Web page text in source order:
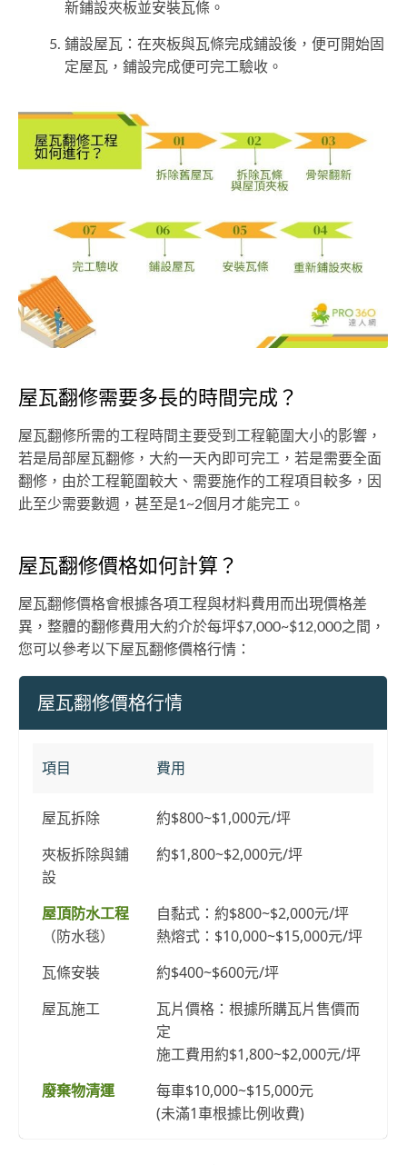
新鋪設夾板並安裝瓦條。
鋪設屋瓦：在夾板與瓦條完成鋪設後，便可開始固
定屋瓦，鋪設完成便可完工驗收。
屋瓦翻修需要多長的時間完成？
屋瓦翻修所需的工程時間主要受到工程範圍大小的影響，
若是局部屋瓦翻修，大約一天內即可完工，若是需要全面
翻修，由於工程範圍較大、需要施作的工程項目較多，因
此至少需要數週，甚至是1~2個月才能完工。
屋瓦翻修價格如何計算？
屋瓦翻修價格會根據各項工程與材料費用而出現價格差
異，整體的翻修費用大約介於每坪$7,000~$12,000之間，
您可以參考以下屋瓦翻修價格行情：
屋瓦翻修價格行情
項目 費用
屋瓦拆除
約$800~$1,000元/坪
夾板拆除與鋪
設
約$1,800~$2,000元/坪
屋頂防水工程
（防水毯）
自黏式：約$800~$2,000元/坪
熱熔式：$10,000~$15,000元/坪
瓦條安裝
約$400~$600元/坪
屋瓦施工
瓦片價格：根據所購瓦片售價而
定
施工費用約$1,800~$2,000元/坪
廢棄物清運
每車$10,000~$15,000元
(未滿1車根據比例收費)